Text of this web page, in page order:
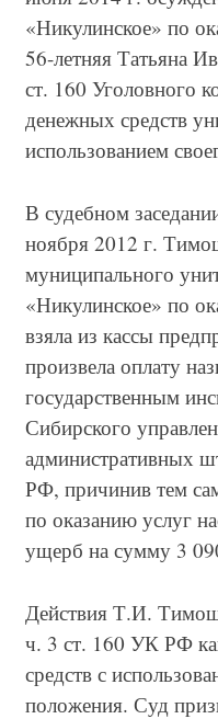
«Никулинское» по
56-летняя Татьяна
ст. 160 Уголовного
денежных средств
использованием
В судебном
ноября 2012 г.
муниципального
«Никулинское» по
взяла из кассы
произвела оплату
государственным
Сибирского
административных
РФ, причинив тем
по оказанию услуг
ущерб на сумму 3
Действия Т.И.
ч. 3 ст. 160 УК РФ
средств с
положения. Суд